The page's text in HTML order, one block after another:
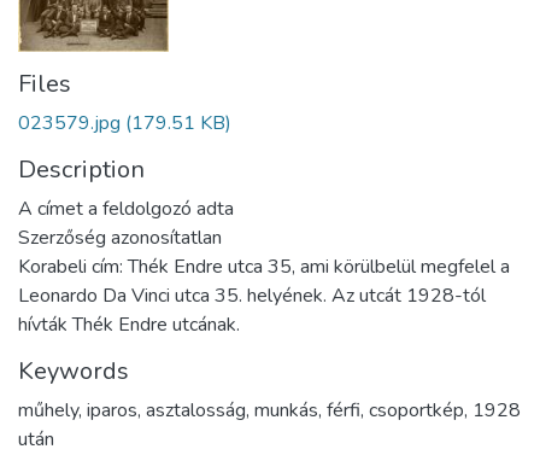
Files
023579.jpg (179.51 KB)
Description
A címet a feldolgozó adta
Szerzőség azonosítatlan
Korabeli cím: Thék Endre utca 35, ami körülbelül megfelel a
Leonardo Da Vinci utca 35. helyének. Az utcát 1928-tól
hívták Thék Endre utcának.
Keywords
műhely, iparos, asztalosság, munkás, férfi, csoportkép, 1928
után